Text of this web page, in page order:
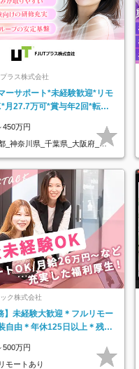
ラス株式会社
ーサポート*未経験歓迎*リモ
月27.7万可*賞与年2回*転勤
450万円
_神奈川県_千葉県_大阪府_愛
ク株式会社
】未経験大歓迎＊フルリモー
自由＊年休125日以上＊残業
500万円
モートあり